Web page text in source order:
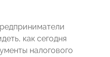
как сегодня
налогового